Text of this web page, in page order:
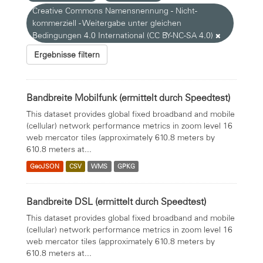
Creative Commons Namensnennung - Nicht-
kommerziell - Weitergabe unter gleichen
Bedingungen 4.0 International (CC BY-NC-SA 4.0)
Ergebnisse filtern
Bandbreite Mobilfunk (ermittelt durch Speedtest)
This dataset provides global fixed broadband and mobile
(cellular) network performance metrics in zoom level 16
web mercator tiles (approximately 610.8 meters by
610.8 meters at...
GeoJSON CSV WMS GPKG
Bandbreite DSL (ermittelt durch Speedtest)
This dataset provides global fixed broadband and mobile
(cellular) network performance metrics in zoom level 16
web mercator tiles (approximately 610.8 meters by
610.8 meters at...